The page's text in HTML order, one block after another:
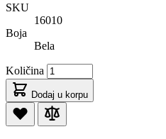
SKU
16010
Boja
Bela
Količina
Dodaj u korpu